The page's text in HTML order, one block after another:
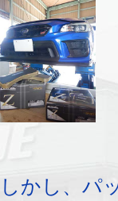
しかし、パ